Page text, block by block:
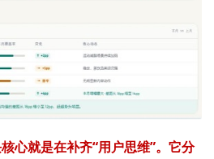
心就是在补齐“用户思维”。它分